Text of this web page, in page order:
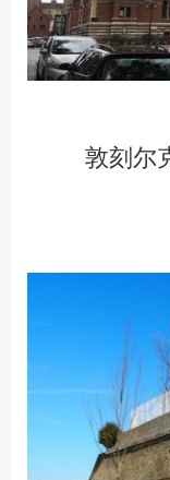
敦刻尔克